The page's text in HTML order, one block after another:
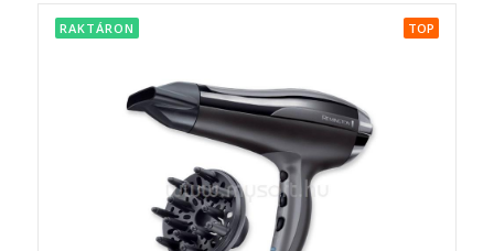
RAKTÁRON TOP